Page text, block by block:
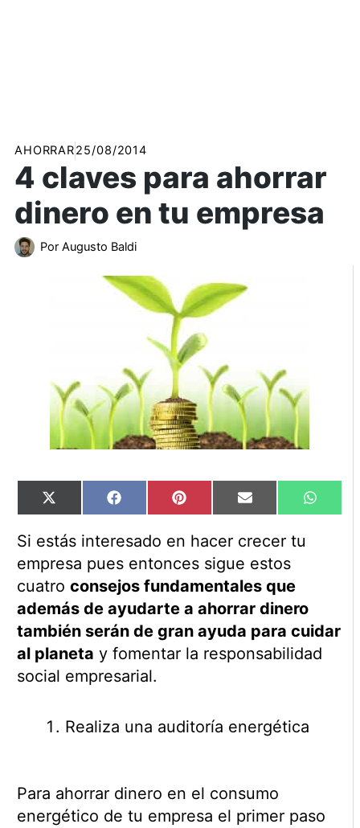
AHORRAR25/08/2014
4 claves para ahorrar
dinero en tu empresa
Por Augusto Baldi
Compartir
en
X
(Twitter)
Compartir
en
Facebook Compartir
en
Pinterest Compartir
en
Email
en
Si estás interesado en hacer crecer tu
empresa pues entonces sigue estos
cuatro consejos fundamentales que
además de ayudarte a ahorrar dinero
también serán de gran ayuda para cuidar
al planeta y fomentar la responsabilidad
social empresarial.
Realiza una auditoría energética
Para ahorrar dinero en el consumo
energético de tu empresa el primer paso